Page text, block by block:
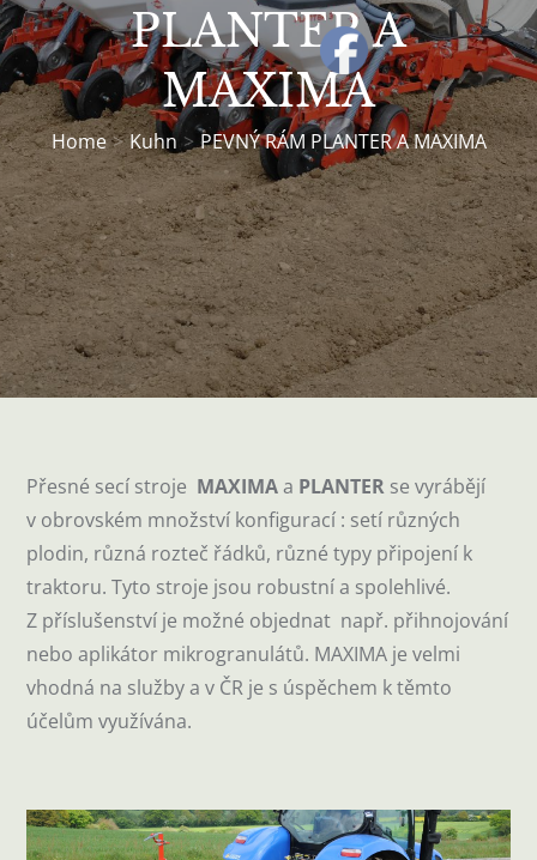
PLANTER A
MAXIMA
Home Kuhn PEVNÝ RÁM PLANTER A MAXIMA
Přesné secí stroje MAXIMAa PLANTER se vyrábějí
v obrovském množství konfigurací : setí různých
plodin, různá rozteč řádků, různé typy připojení k
traktoru. Tyto stroje jsou robustní a spolehlivé.
Z příslušenství je možné objednat např. přihnojování
nebo aplikátor mikrogranulátů. MAXIMA je velmi
vhodná na služby a v ČR je s úspěchem k těmto
účelům využívána.